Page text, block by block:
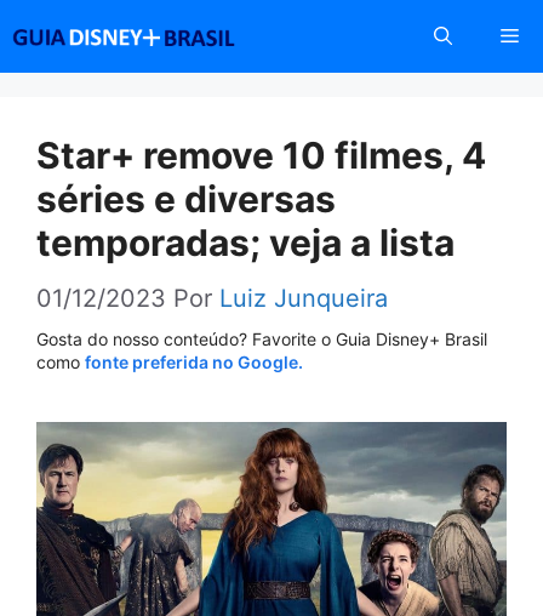
conteúdo
Star+ remove 10 filmes, 4
séries e diversas
temporadas; veja a lista
01/12/2023 Por Luiz Junqueira
Gosta do nosso conteúdo? Favorite o Guia Disney+ Brasil
como fonte preferida no Google.